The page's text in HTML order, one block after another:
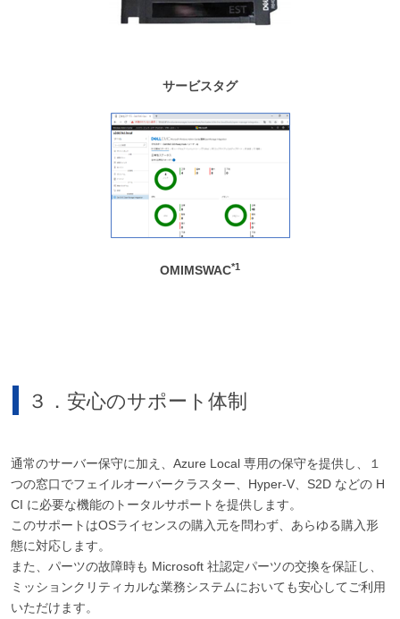
サービスタグ
OMIMSWAC*1
３．安心のサポート体制
通常のサーバー保守に加え、Azure Local 専用の保守を提供し、１
つの窓口でフェイルオーバークラスター、Hyper-V、S2D などの H
CI に必要な機能のトータルサポートを提供します。
このサポートはOSライセンスの購入元を問わず、あらゆる購入形
態に対応します。
また、パーツの故障時も Microsoft 社認定パーツの交換を保証し、
ミッションクリティカルな業務システムにおいても安心してご利用
いただけます。